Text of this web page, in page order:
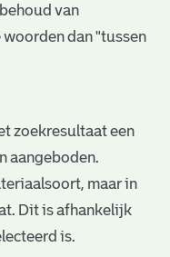
van
dan "tussen
zoekresultaat een
aangeboden.
maar in
Dit is afhankelijk
is.